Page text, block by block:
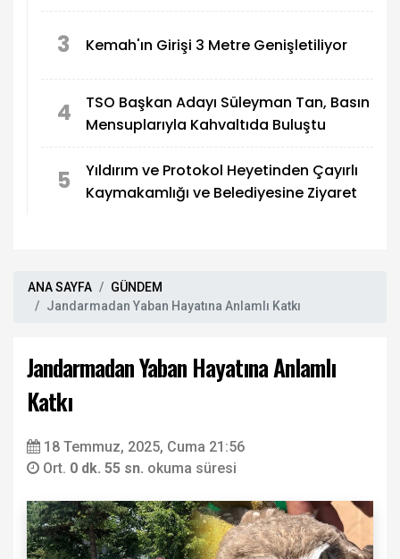
3 Kemah'ın Girişi 3 Metre Genişletiliyor
4
TSO Başkan Adayı Süleyman Tan, Basın
Mensuplarıyla Kahvaltıda Buluştu
5
Yıldırım ve Protokol Heyetinden Çayırlı
Kaymakamlığı ve Belediyesine Ziyaret
ANA SAYFA
GÜNDEM
Jandarmadan Yaban Hayatına Anlamlı Katkı
Jandarmadan Yaban Hayatına Anlamlı
Katkı
18 Temmuz, 2025, Cuma 21:56
Ort. 0 dk. 55 sn. okuma süresi